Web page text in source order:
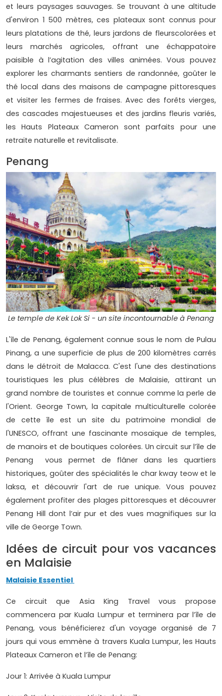
et leurs paysages sauvages. Se trouvant à une altitude
d'environ 1 500 mètres, ces plateaux sont connus pour
leurs platations de thé, leurs jardons de fleurscolorées et
leurs marchés agricoles, offrant une échappatoire
paisible à l’agitation des villes animées. Vous pouvez
explorer les charmants sentiers de randonnée, goûter le
thé local dans des maisons de campagne pittoresques
et visiter les fermes de fraises. Avec des forêts vierges,
des cascades majestueuses et des jardins fleuris variés,
les Hauts Plateaux Cameron sont parfaits pour une
retraite naturelle et revitalisate.
Penang
Le temple de Kek Lok Si - un site incontournable à Penang
L'île de Penang, également connue sous le nom de Pulau
Pinang, a une superficie de plus de 200 kilomètres carrés
dans le détroit de Malacca. C'est l'une des destinations
touristiques les plus célèbres de Malaisie, attirant un
grand nombre de touristes et connue comme la perle de
l'Orient. George Town, la capitale multiculturelle colorée
de cette île est un site du patrimoine mondial de
l'UNESCO, offrant une fascinante mosaïque de temples,
de manoirs et de boutiques colorées. Un circuit sur l’île de
Penang vous permet de flâner dans les quartiers
historiques, goûter des spécialités le char kway teow et le
laksa, et découvrir l'art de rue unique. Vous pouvez
également profiter des plages pittoresques et découvrer
Penang Hill dont l’air pur et des vues magnifiques sur la
ville de George Town.
Idées de circuit pour vos vacances
en Malaisie
Malaisie Essentiel
Ce circuit que Asia King Travel vous propose
commencera par Kuala Lumpur et terminera par l’île de
Penang, vous bénéficierez d'un voyage organisé de 7
jours qui vous emmène à travers Kuala Lumpur, les Hauts
Plateaux Cameron et l’île de Penang:
Jour 1: Arrivée à Kuala Lumpur